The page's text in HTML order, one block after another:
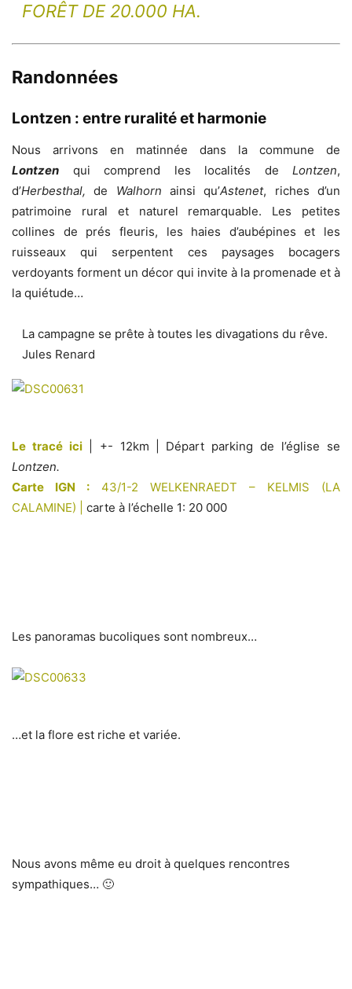
FORÊT DE 20.000 HA.
Randonnées
Lontzen : entre ruralité et harmonie
Nous arrivons en matinnée dans la commune de
Lontzen qui comprend les localités de Lontzen,
d’Herbesthal, de Walhorn ainsi qu’Astenet, riches d’un
patrimoine rural et naturel remarquable. Les petites
collines de prés fleuris, les haies d’aubépines et les
ruisseaux qui serpentent ces paysages bocagers
verdoyants forment un décor qui invite à la promenade et à
la quiétude…
La campagne se prête à toutes les divagations du rêve.
Jules Renard
Le tracé ici | +- 12km |
Départ parking de l’église se
Lontzen.
Carte IGN : 43/1-2 WELKENRAEDT – KELMIS (LA
CALAMINE) | carte à l’échelle 1: 20 000
Les panoramas bucoliques sont nombreux…
…et la flore est riche et variée.
Nous avons même eu droit à quelques rencontres
sympathiques… 🙂